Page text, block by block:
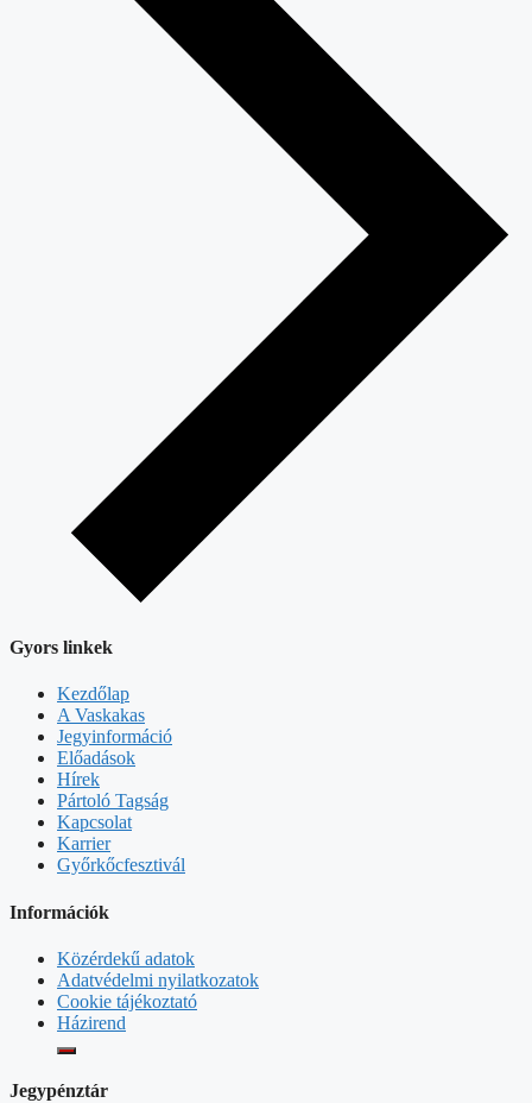
Gyors linkek
Kezdőlap
A Vaskakas
Jegyinformáció
Előadások
Hírek
Pártoló Tagság
Kapcsolat
Karrier
Győrkőcfesztivál
Információk
Közérdekű adatok
Adatvédelmi nyilatkozatok
Cookie tájékoztató
Házirend
Jegypénztár